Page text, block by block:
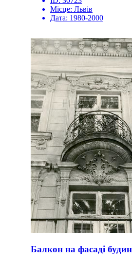
Місце: Львів
Дата: 1980-2000
Балкон на фасаді